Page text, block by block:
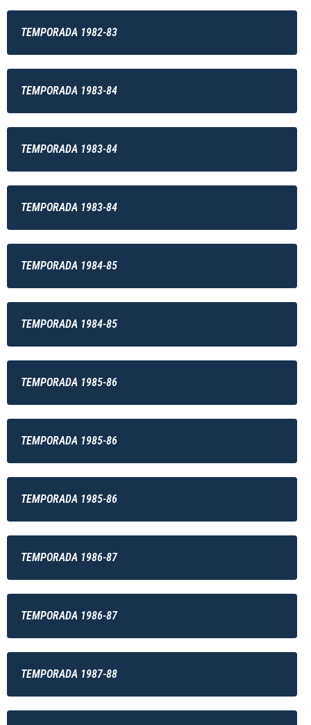
TEMPORADA 1982-83
TEMPORADA 1983-84
TEMPORADA 1983-84
TEMPORADA 1983-84
TEMPORADA 1984-85
TEMPORADA 1984-85
TEMPORADA 1985-86
TEMPORADA 1985-86
TEMPORADA 1985-86
TEMPORADA 1986-87
TEMPORADA 1986-87
TEMPORADA 1987-88